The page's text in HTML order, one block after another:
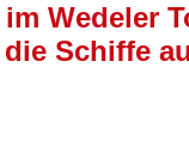
Wedeler
Schiffe